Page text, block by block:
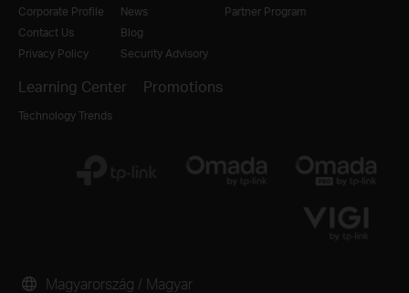
Corporate Profile
Contact Us
Privacy Policy
News
Blog
Security Advisory
Partner Program
Learning Center
Technology Trends
Promotions
Magyarország / Magyar